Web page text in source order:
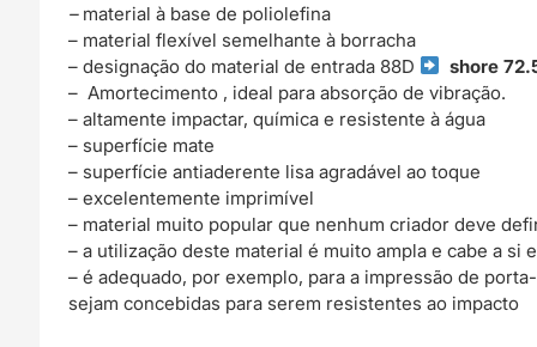
– material à base de poliolefina
– material flexível semelhante à borracha
– designação do material de entrada 88D
shore
– Amortecimento , ideal para absorção de vibração.
– altamente impactar, química e resistente à água
– superfície mate
– superfície antiaderente lisa agradável ao toque
– excelentemente imprimível
– material muito popular que nenhum criador deve
– a utilização deste material é muito ampla e cabe a
– é adequado, por exemplo, para a impressão de
sejam concebidas para serem resistentes ao impacto